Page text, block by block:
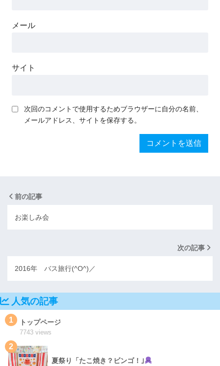
メール
サイト
次回のコメントで使用するためブラウザーに自分の名前、
メールアドレス、サイトを保存する。
前の記事
お楽しみ会
次の記事
2016年 バス旅行(^O^)／
人気の記事
1 トップページ
7743 views
2
夏祭り「たこ焼き？ビンゴ！｣